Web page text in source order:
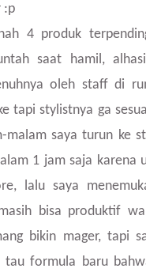
:p
4 produk
saat hamil,
oleh staff di
tapi stylistnya ga
malam saya turun ke
1 jam saja karena
lalu saya
bisa produktif
bikin mager, tapi
tau formula baru